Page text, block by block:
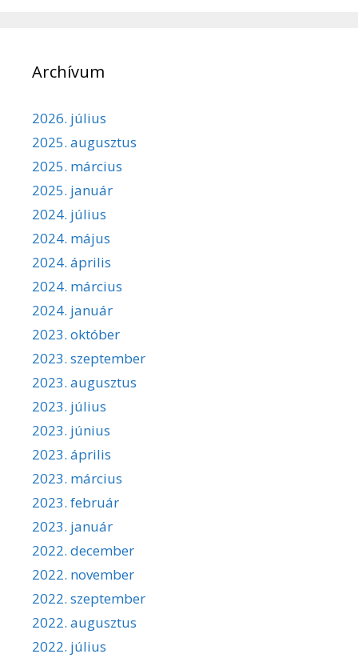
Archívum
2026. július
2025. augusztus
2025. március
2025. január
2024. július
2024. május
2024. április
2024. március
2024. január
2023. október
2023. szeptember
2023. augusztus
2023. július
2023. június
2023. április
2023. március
2023. február
2023. január
2022. december
2022. november
2022. szeptember
2022. augusztus
2022. július